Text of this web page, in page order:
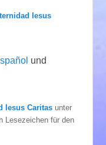
Iesus
und
Iesus Caritas unter
Lesezeichen für den